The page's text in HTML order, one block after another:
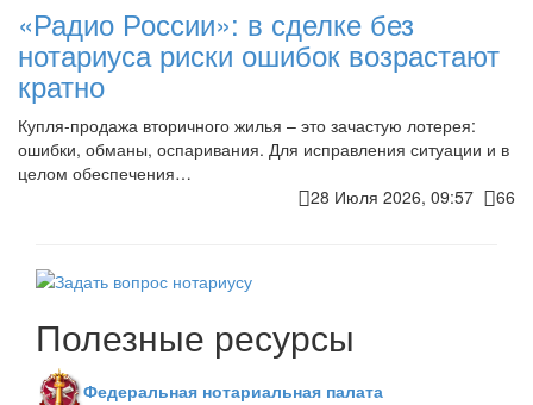
«Радио России»: в сделке без
нотариуса риски ошибок возрастают
кратно
Купля-продажа вторичного жилья – это зачастую лотерея:
ошибки, обманы, оспаривания. Для исправления ситуации и в
целом обеспечения…
28 Июля 2026, 09:57
66
Полезные ресурсы
Федеральная нотариальная палата